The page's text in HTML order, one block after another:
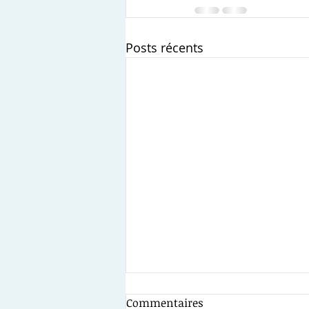
Posts récents
Notre cabinet fait annuler
Commentaires